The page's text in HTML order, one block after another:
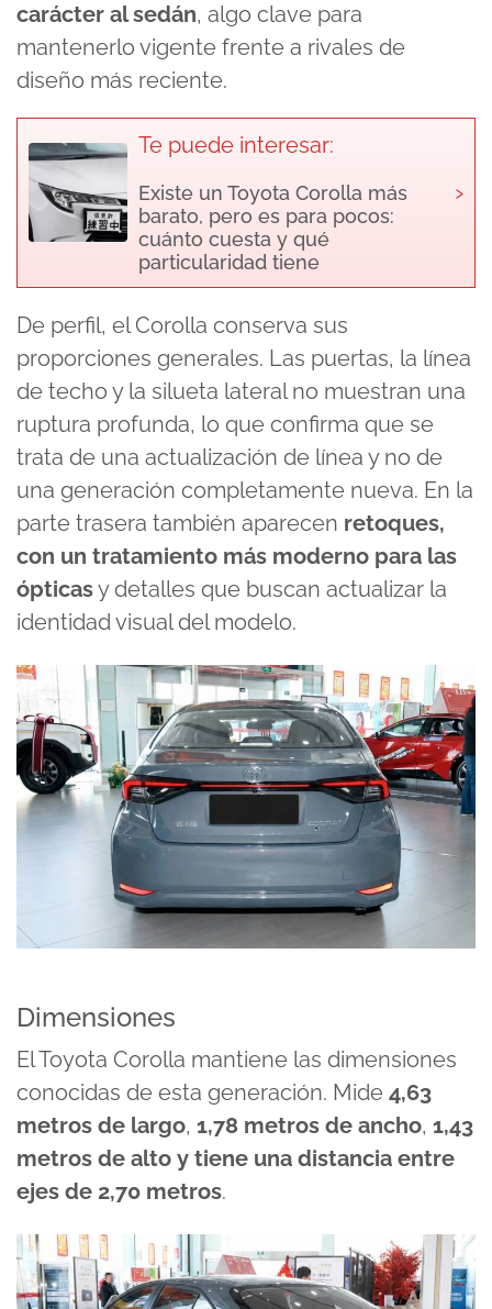
carácter al sedán, algo clave para
mantenerlo vigente frente a rivales de
diseño más reciente.
Te puede interesar:
Existe un Toyota Corolla más
barato, pero es para pocos:
cuánto cuesta y qué
particularidad tiene
›
De perfil, el Corolla conserva sus
proporciones generales. Las puertas, la línea
de techo y la silueta lateral no muestran una
ruptura profunda, lo que confirma que se
trata de una actualización de línea y no de
una generación completamente nueva. En la
parte trasera también aparecen retoques,
con un tratamiento más moderno para las
ópticasy detalles que buscan actualizar la
identidad visual del modelo.
Dimensiones
El Toyota Corolla mantiene las dimensiones
conocidas de esta generación. Mide 4,63
metros de largo, 1,78 metros de ancho, 1,43
metros de alto y tiene una distancia entre
ejes de 2,70 metros.